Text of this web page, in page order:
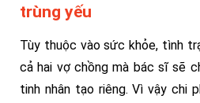
trùng yếu
Tùy thuộc vào sức khỏe, tình
cả hai vợ chồng mà bác sĩ sẽ
tinh nhân tạo riêng. Vì vậy chi